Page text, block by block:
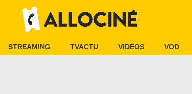
STREAMING TVACTU VIDÉOS VOD